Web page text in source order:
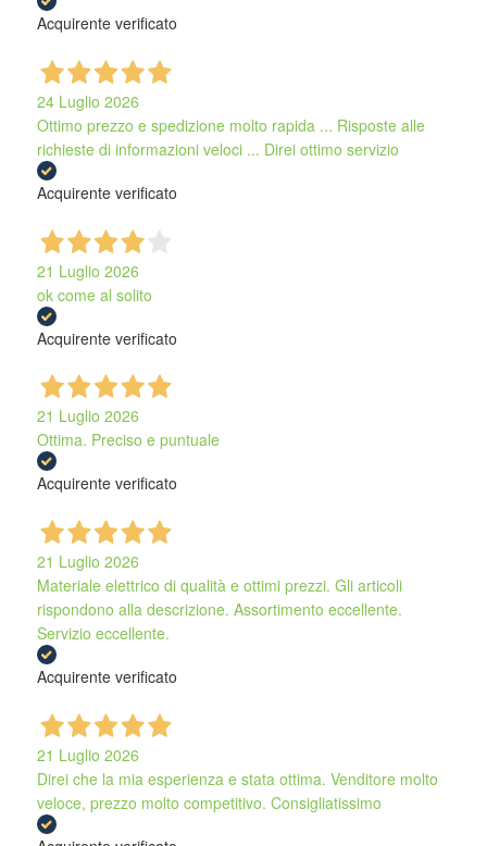
Acquirente verificato
24 Luglio 2026
Ottimo prezzo e spedizione molto rapida ... Risposte alle
richieste di informazioni veloci ... Direi ottimo servizio
Acquirente verificato
21 Luglio 2026
ok come al solito
Acquirente verificato
21 Luglio 2026
Ottima. Preciso e puntuale
Acquirente verificato
21 Luglio 2026
Materiale elettrico di qualità e ottimi prezzi. Gli articoli
rispondono alla descrizione. Assortimento eccellente.
Servizio eccellente.
Acquirente verificato
21 Luglio 2026
Direi che la mia esperienza e stata ottima. Venditore molto
veloce, prezzo molto competitivo. Consigliatissimo